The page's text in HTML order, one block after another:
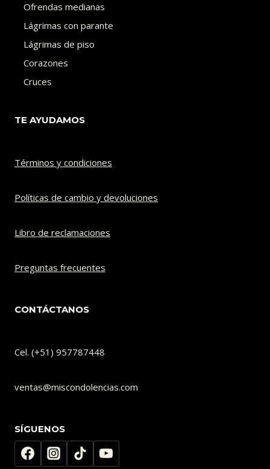
Ofrendas medianas
Lágrimas con parante
Lágrimas de piso
Corazones
Cruces
TE AYUDAMOS
Términos y condiciones
Políticas de cambio y devoluciones​
Libro de reclamaciones
Preguntas frecuentes
CONTÁCTANOS
Cel. (+51) 957787448
ventas@miscondolencias.com
SÍGUENOS